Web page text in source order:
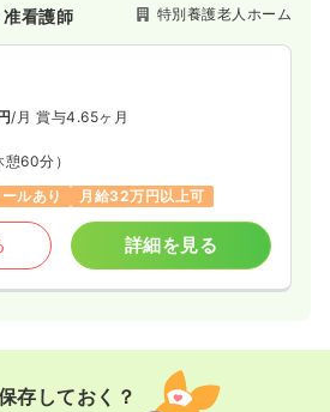
済生会」は、全国99の病院・診療所
営し約6万人が働く日本最大の社会福
生会」でも、病院や健診センター、
な事業を行っています。
准看護師 特別養護老人ホーム
/月 賞与4.65ヶ月
憩60分）
ルあり 月給32万円以上可
詳細を見る
存しておく？